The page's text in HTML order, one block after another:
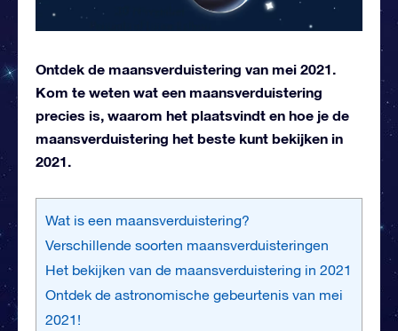
Ontdek de maansverduistering van mei 2021.
Kom te weten wat een maansverduistering
precies is, waarom het plaatsvindt en hoe je de
maansverduistering het beste kunt bekijken in
2021.
Wat is een maansverduistering?
Verschillende soorten maansverduisteringen
Het bekijken van de maansverduistering in 2021
Ontdek de astronomische gebeurtenis van mei
2021!